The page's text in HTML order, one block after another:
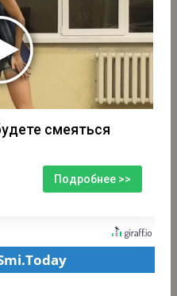
смеяться
Подробнее >>